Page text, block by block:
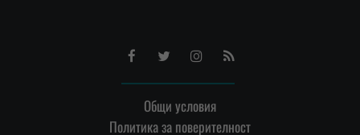
FacebookTwitterInstagram
RSS
Общи условия
Политика за поверителност